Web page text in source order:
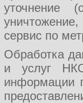
уточнение
сервис по
Обработка
и услуг
информации